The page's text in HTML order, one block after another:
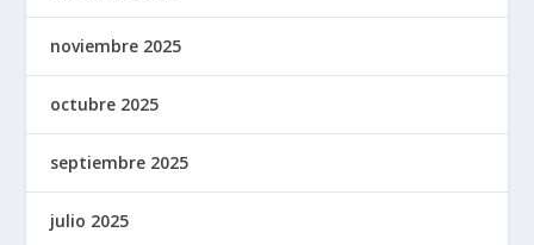
noviembre 2025
octubre 2025
septiembre 2025
julio 2025